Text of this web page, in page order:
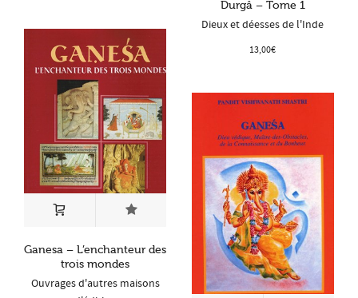
Durgâ – Tome 1
Dieux et déesses de l'Inde
13,00€
Ganesa – L’enchanteur des
trois mondes
Ouvrages d'autres maisons